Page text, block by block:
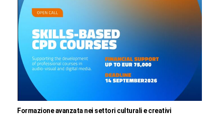
Formazione avanzata nei settori culturali e creativi